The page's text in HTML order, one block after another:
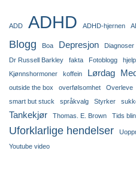
ADD ADHD ADHD-hjernen
Blogg Boa Depresjon Diagnoser
Dr Russell Barkley
fakta Fotoblogg
Kjønnshormoner
koffein Lørdag
outside the box
overfølsomhet Overleve
smart but stuck
språkvalg Styrker
Tankekjør
Thomas. E. Brown Tids
Uforklarlige hendelser
Youtube video